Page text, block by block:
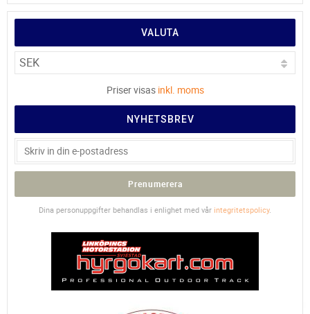
VALUTA
Priser visas inkl. moms
NYHETSBREV
Prenumerera
Dina personuppgifter behandlas i enlighet med vår integritetspolicy.